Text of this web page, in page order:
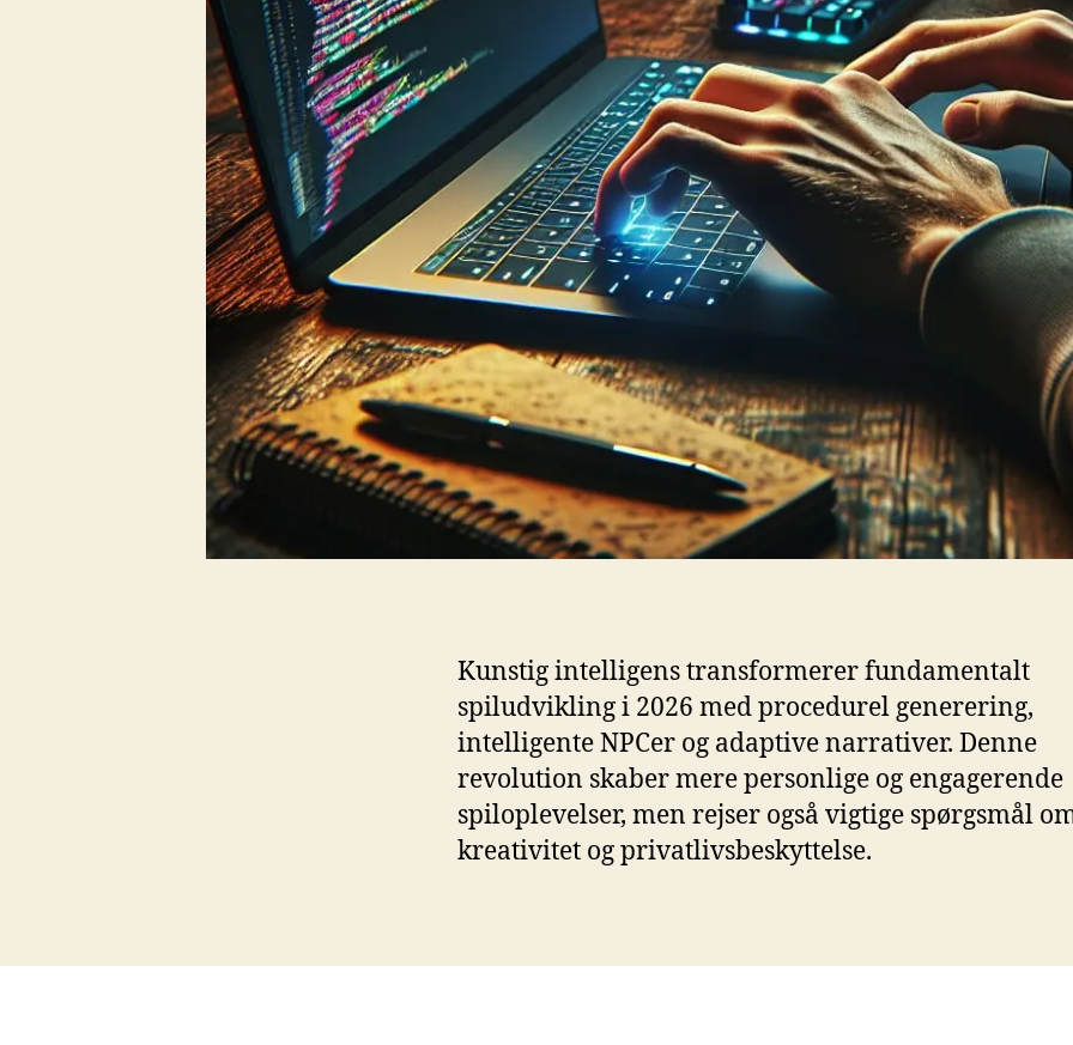
Kunstig intelligens transformerer fundamentalt
spiludvikling i 2026 med procedurel generering,
intelligente NPCer og adaptive narrativer. Denne
revolution skaber mere personlige og engagerende
spiloplevelser, men rejser også vigtige spørgsmål
kreativitet og privatlivsbeskyttelse.